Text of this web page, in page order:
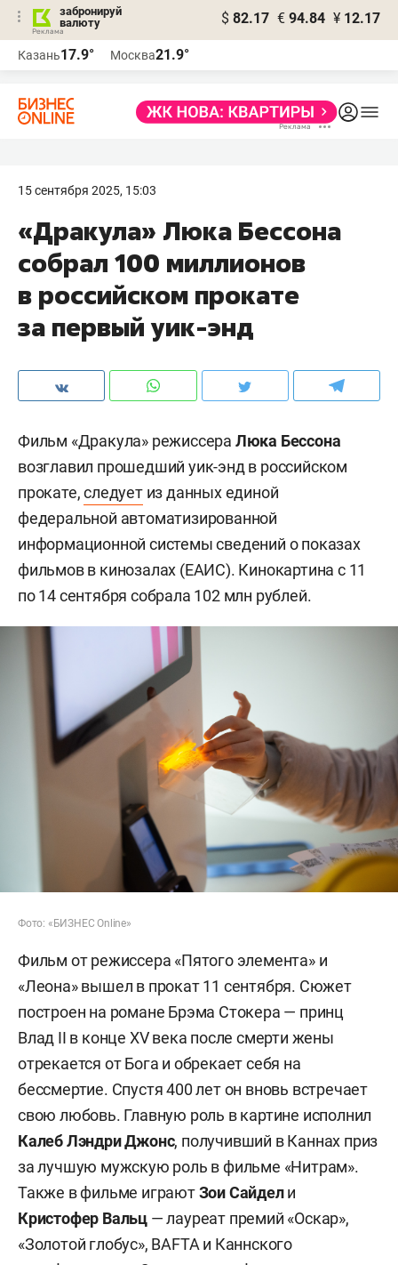
забронируй
валюту
$ 82.17 € 94.84 ¥ 12.17
Казань17.9° Москва21.9°
15 сентября 2025, 15:03
«Дракула» Люка Бессона
собрал 100 миллионов
в российском прокате
за первый уик-энд
Фильм «Дракула» режиссера Люка Бессона
возглавил прошедший уик-энд в российском
прокате,следуетиз данных единой
федеральной автоматизированной
информационной системы сведений о показах
фильмов в кинозалах (ЕАИС). Кинокартина с 11
по 14 сентября собрала 102 млн рублей.
Фото: «БИЗНЕС Online»
Фильм от режиссера «Пятого элемента» и
«Леона» вышел в прокат 11 сентября. Сюжет
построен на романе Брэма Стокера — принц
Влад II в конце XV века после смерти жены
отрекается от Бога и обрекает себя на
бессмертие. Спустя 400 лет он вновь встречает
свою любовь. Главную роль в картине исполнил
Калеб Лэндри Джонс, получивший в Каннах приз
за лучшую мужскую роль в фильме «Нитрам».
Также в фильме играютЗои Сайдели
Кристофер Вальц — лауреат премий «Оскар»,
«Золотой глобус», BAFTA и Каннского